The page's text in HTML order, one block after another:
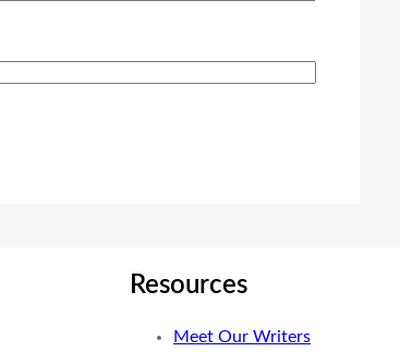
Resources
Meet Our Writers